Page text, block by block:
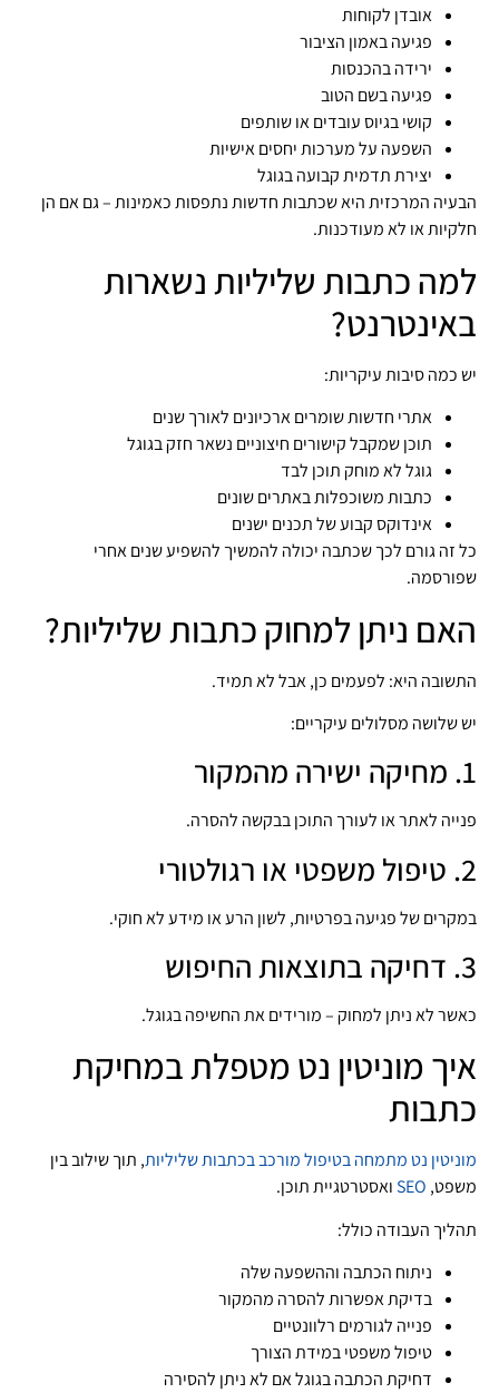
אובדן לקוחות
פגיעה באמון הציבור
ירידה בהכנסות
פגיעה בשם הטוב
קושי בגיוס עובדים או שותפים
השפעה על מערכות יחסים אישיות
יצירת תדמית קבועה בגוגל
הבעיה המרכזית היא שכתבות חדשות נתפסות כאמינות – גם אם הן
חלקיות או לא מעודכנות.
למה כתבות שליליות נשארות
באינטרנט?
יש כמה סיבות עיקריות:
אתרי חדשות שומרים ארכיונים לאורך שנים
תוכן שמקבל קישורים חיצוניים נשאר חזק בגוגל
גוגל לא מוחק תוכן לבד
כתבות משוכפלות באתרים שונים
אינדוקס קבוע של תכנים ישנים
כל זה גורם לכך שכתבה יכולה להמשיך להשפיע שנים אחרי
שפורסמה.
האם ניתן למחוק כתבות שליליות?
התשובה היא: לפעמים כן, אבל לא תמיד.
יש שלושה מסלולים עיקריים:
1. מחיקה ישירה מהמקור
פנייה לאתר או לעורך התוכן בבקשה להסרה.
2. טיפול משפטי או רגולטורי
במקרים של פגיעה בפרטיות, לשון הרע או מידע לא חוקי.
3. דחיקה בתוצאות החיפוש
כאשר לא ניתן למחוק – מורידים את החשיפה בגוגל.
איך מוניטין נט מטפלת במחיקת
כתבות
מוניטין נטמתמחה בטיפול מורכב בכתבות שליליות, תוך שילוב בין
משפט, SEOואסטרטגיית תוכן.
תהליך העבודה כולל:
ניתוח הכתבה וההשפעה שלה
בדיקת אפשרות להסרה מהמקור
פנייה לגורמים רלוונטיים
טיפול משפטי במידת הצורך
דחיקת הכתבה בגוגל אם לא ניתן להסירה